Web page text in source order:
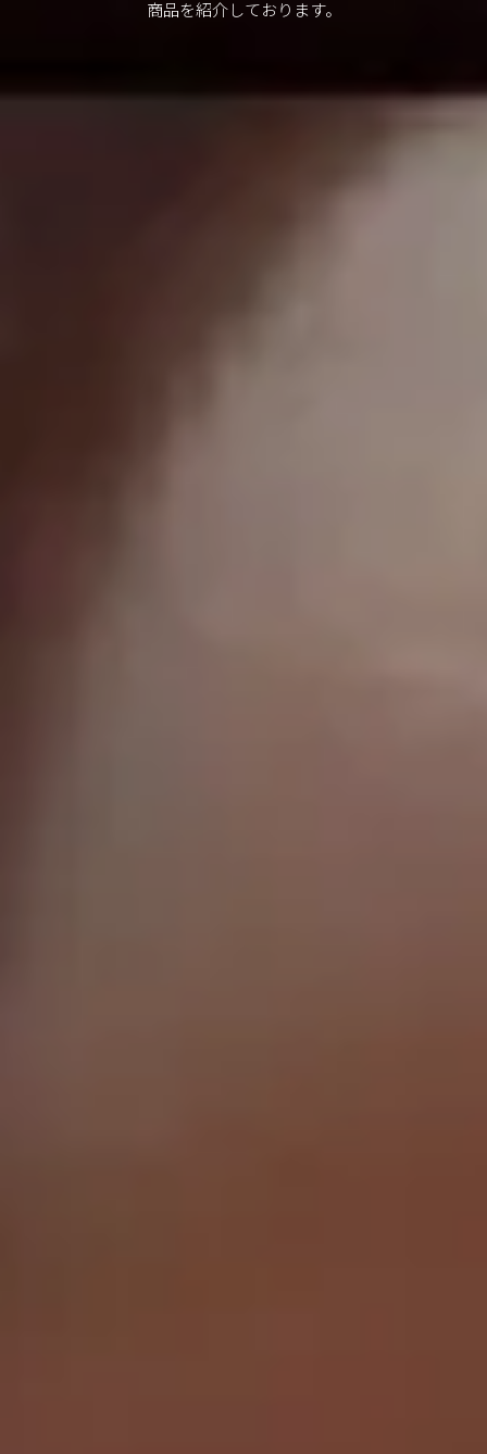
商品を紹介しております。